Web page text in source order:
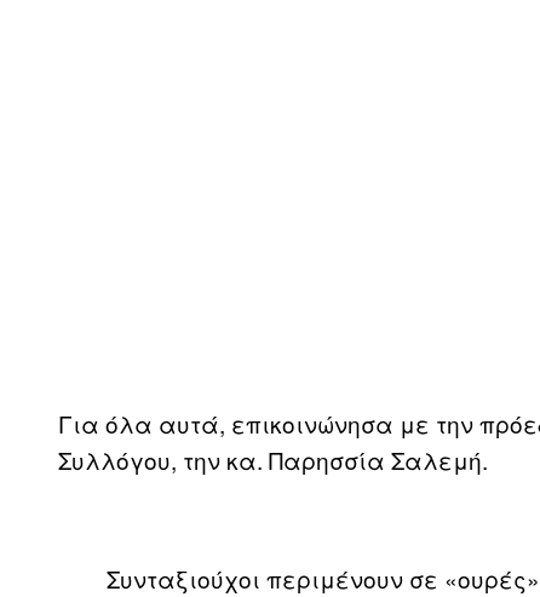
Για όλα αυτά, επικοινώνησα με την
Συλλόγου, την κα. Παρησσία Σαλεμή.
Συνταξιούχοι περιμένουν σε